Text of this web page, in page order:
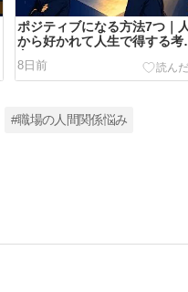
ポジティブになる方法7つ｜
から好かれて人生で得する考
8日前
#職場の人間関係悩み